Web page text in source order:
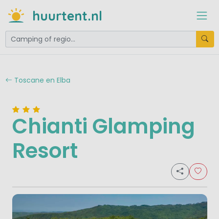
huurtent.nl
Toscane en Elba
Chianti Glamping
Resort